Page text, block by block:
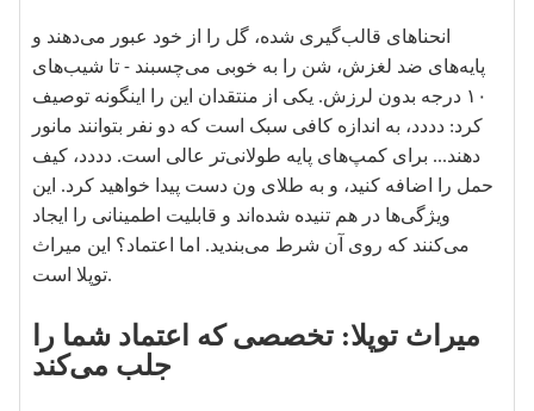
انحناهای قالب‌گیری شده، گل را از خود عبور می‌دهند و
پایه‌های ضد لغزش، شن را به خوبی می‌چسبند - تا شیب‌های
۱۰ درجه بدون لرزش. یکی از منتقدان این را اینگونه توصیف
کرد: دددد، به اندازه کافی سبک است که دو نفر بتوانند مانور
دهند... برای کمپ‌های پایه طولانی‌تر عالی است. دددد، کیف
حمل را اضافه کنید، و به طلای ون دست پیدا خواهید کرد. این
ویژگی‌ها در هم تنیده شده‌اند و قابلیت اطمینانی را ایجاد
می‌کنند که روی آن شرط می‌بندید. اما اعتماد؟ این میراث
توپلا است.
میراث توپلا: تخصصی که اعتماد شما را
جلب می‌کند